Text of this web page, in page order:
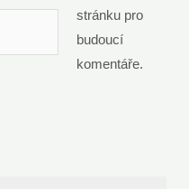
stránku pro
budoucí
komentáře.